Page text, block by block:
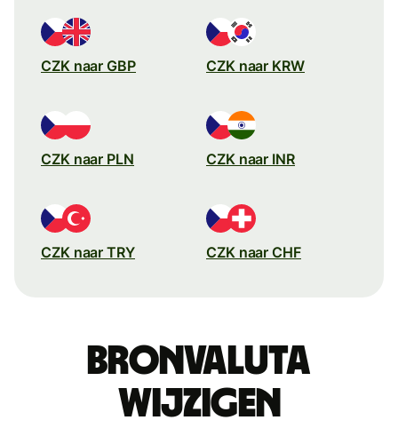
CZK naar GBP CZK naar KRW
CZK naar PLN CZK naar INR
CZK naar TRY CZK naar CHF
Bronvaluta
wijzigen